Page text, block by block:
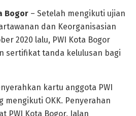
Bogor – Setelah mengikuti ujian
dan Keorganisasian
2020 lalu, PWI Kota Bogor
sertifikat tanda kelulusan bagi
kartu anggota PWI
mengikuti OKK. Penyerahan
PWI Kota Bogor, Jalan